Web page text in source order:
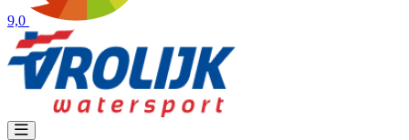
9,0